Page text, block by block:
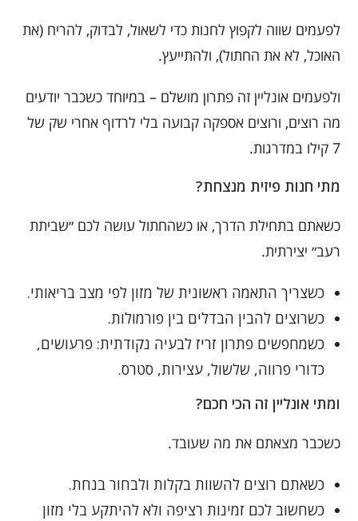
לפעמים שווה לקפוץ לחנות כדי לשאול, לבדוק, להריח (את
האוכל, לא את החתול), ולהתייעץ.
ולפעמים אונליין זה פתרון מושלם – במיוחד כשכבר יודעים
מה רוצים, ורוצים אספקה קבועה בלי לרדוף אחרי שק של
7 קילו במדרגות.
מתי חנות פיזית מנצחת?
כשאתם בתחילת הדרך, או כשהחתול עושה לכם ״שביתת
רעב״ יצירתית.
כשצריך התאמה ראשונית של מזון לפי מצב בריאותי.
כשרוצים להבין הבדלים בין פורמולות.
כשמחפשים פתרון זריז לבעיה נקודתית: פרעושים,
כדורי פרווה, שלשול, עצירות, סטרס.
ומתי אונליין זה הכי חכם?
כשכבר מצאתם את מה שעובד.
כשאתם רוצים להשוות בקלות ולבחור בנחת.
כשחשוב לכם זמינות רציפה ולא להיתקע בלי מזון